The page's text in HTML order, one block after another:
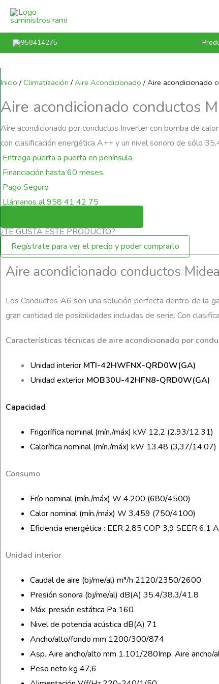
contenido
958414275
Inicio /Climatización /Aire Acondicionado / Aire acondicionado
Aire acondicionado conductos
Aire acondicionado por conductos Inverter con bomba de
con clasificación energética A++ y un nivel sonoro de sólo
Entrega puerta a puerta en península.
Financiación hasta 60 meses.
Pago Seguro
Llámanos al 958 41 42 75
¿TE GUSTA ESTE PRODUCTO?
Regístrate para ver el precio y poder comprarlo
Aire acondicionado conductos
Los Conductos A6 son una solución perfecta dentro de la
gran cantidad de posibilidades incluidas de serie. Con
Características técnicas de aire acondicionado por
Unidad interior MTI-42HWFNX-QRD0W(GA)
Unidad exterior MOB30U-42HFN8-QRD0W(GA)
Capacidad
Frigorífica nominal (mín./máx) kW 12,2 (2.93/12,31)
Calorífica nominal (mín./máx) kW 13.48 (3,37/14.07)
Consumo
Frío nominal (mín./máx) W 4.200 (680/4500)
Calor nominal (mín./máx) W 3.459 (750/4100)
Eficiencia energética : EER 2,85 COP 3,9 SEER 6,1
Unidad interior
Caudal de aire (bj/me/al) m³/h 2120/2350/2600
Presión sonora (bj/me/al) dB(A) 35.4/38.3/41.8
Máx. presión estática Pa 160
Nivel de potencia acústica dB(A) 71
Ancho/alto/fondo mm 1200/300/874
Asp. Aire ancho/alto mm 1.101/280Imp. Aire
Peso neto kg 47,6